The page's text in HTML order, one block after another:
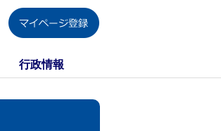
行政情報